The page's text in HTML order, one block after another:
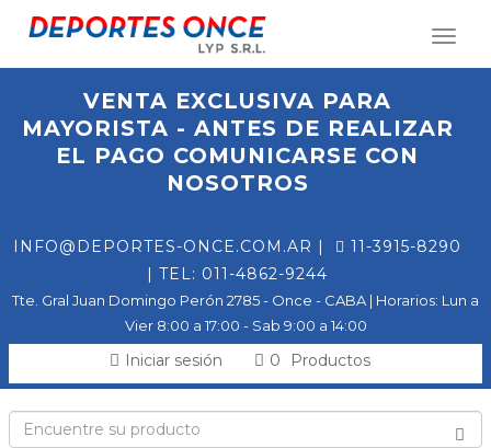
VENTA EXCLUSIVA PARA
MAYORISTA - ANTES DE REALIZAR
EL PAGO COMUNICARSE CON
NOSOTROS
INFO@DEPORTES-ONCE.COM.AR |
11-3915-8290
| TEL: 011-4862-9244
Tte. Gral Juan Domingo Perón 2785 - Once - CABA | Horarios: Lun a
Vier 8:00 a 17:00 - Sab 9:00 a 14:00
Iniciar sesión 0 Productos